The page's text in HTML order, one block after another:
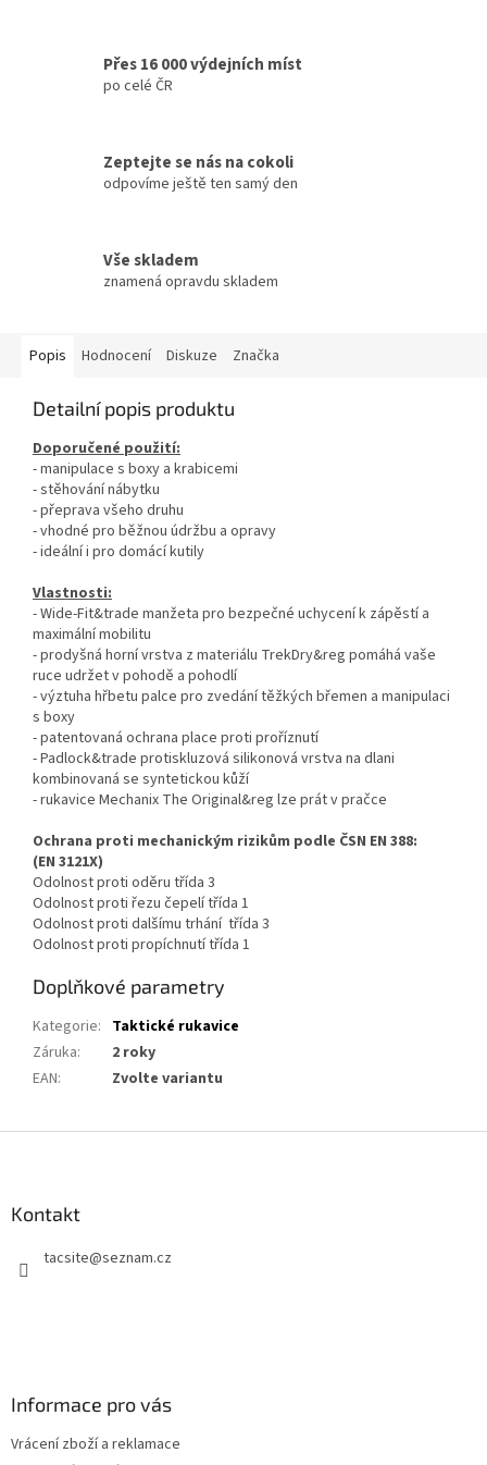
Přes 16 000 výdejních míst
po celé ČR
Zeptejte se nás na cokoli
odpovíme ještě ten samý den
Vše skladem
znamená opravdu skladem
Popis Hodnocení Diskuze Značka
Detailní popis produktu
Doporučené použití:
- manipulace s boxy a krabicemi
- stěhování nábytku
- přeprava všeho druhu
- vhodné pro běžnou údržbu a opravy
- ideální i pro domácí kutily
Vlastnosti:
- Wide-Fit&trade manžeta pro bezpečné uchycení k zápěstí a
maximální mobilitu
- prodyšná horní vrstva z materiálu TrekDry&reg pomáhá vaše
ruce udržet v pohodě a pohodlí
- výztuha hřbetu palce pro zvedání těžkých břemen a manipulaci
s boxy
- patentovaná ochrana place proti proříznutí
- Padlock&trade protiskluzová silikonová vrstva na dlani
kombinovaná se syntetickou kůží
- rukavice Mechanix The Original&reg lze prát v pračce
Ochrana proti mechanickým rizikům podle ČSN EN 388:
(EN 3121X)
Odolnost proti oděru třída 3
Odolnost proti řezu čepelí třída 1
Odolnost proti dalšímu trhání třída 3
Odolnost proti propíchnutí třída 1
Doplňkové parametry
Kategorie: Taktické rukavice
Záruka:
2 roky
EAN: Zvolte variantu
Kontakt
tacsite@seznam.cz
Informace pro vás
Vrácení zboží a reklamace